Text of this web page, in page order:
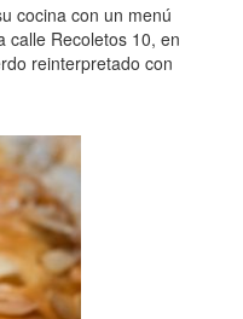
cocina con un menú
calle Recoletos 10, en
reinterpretado con